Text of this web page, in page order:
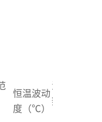
恒温波动
度（℃）
温度分
辨率